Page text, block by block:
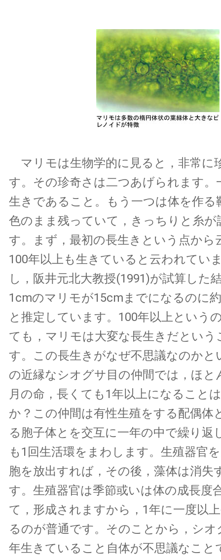
マリモは生物学的に見ると，非常に
す。その珍奇さは二つあげられます。
生きであること。もう一つは体を作る
色のまま残っていて，きっちりと糸が
す。まず，最初の長生きという点から
100年以上も生きていると云われてい
し，阪井元北大教授(1991)が試算した
1cmのマリモが15cmまでになるのに
と推定しています。100年以上という
ても，マリモは大変な長生きだという
す。この長生きがなぜ不思議なのかと
の近縁なシオグサ目の仲間では，ほと
月の命，長くても1年以上になること
か？この仲間は有性生殖をする配偶体
る胞子体とを交互に一年の中で繰り返
も1回生活環をまわします。生殖器官
胞を放出すれば，その後，藻体は消失
す。生殖器官は季節或いは体の成長度
て，形成されますから，1年に一度以
るのが普通です。そのことから，シオ
年生きていること自体が不思議なこと